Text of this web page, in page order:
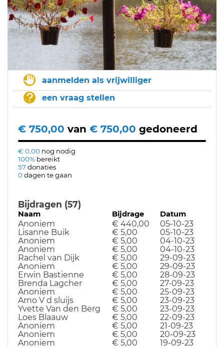
aanmelden als vrijwilliger
een vraag stellen
€ 750,00 van € 750,00 gedoneerd
€ 0,00 nog nodig
100% bereikt
57donaties
0dagen te gaan
Bijdragen (57)
Naam Bijdrage Datum
Anoniem € 440,00
05-10-23
Lisanne Buik
€ 5,00
05-10-23
Anoniem
€ 5,00
04-10-23
Anoniem
€ 5,00
04-10-23
Rachel van Dijk
€ 5,00
29-09-23
Anoniem
€ 5,00
29-09-23
Erwin Bastienne
€ 5,00
28-09-23
Brenda Lagcher
€ 5,00
27-09-23
Anoniem
€ 5,00
25-09-23
Arno V d sluijs
€ 5,00
23-09-23
Yvette Van den Berg
€ 5,00
23-09-23
Loes Blaauw
€ 5,00
22-09-23
Anoniem
€ 5,00
21-09-23
Anoniem
€ 5,00
20-09-23
Anoniem
€ 5,00 19-09-23